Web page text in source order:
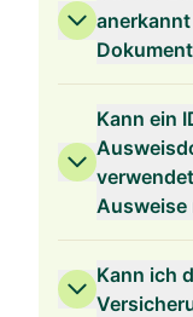
Kann ein
Ausweise
Kann ich